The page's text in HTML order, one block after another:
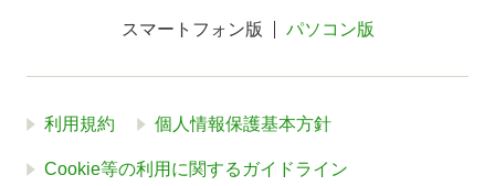
スマートフォン版 パソコン版
利用規約 個人情報保護基本方針
Cookie等の利用に関するガイドライン